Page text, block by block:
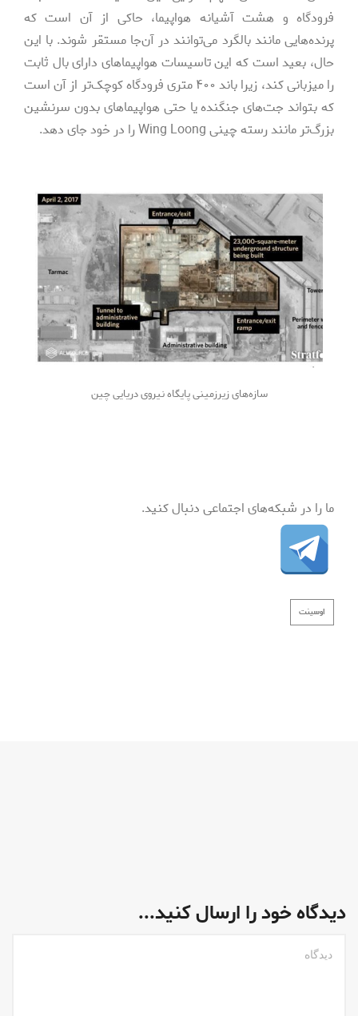
فرودگاه و هشت آشیانه هواپیما، حاکی از آن است که
پرنده‌هایی مانند بالگرد می‌توانند در آن‌جا مستقر شوند. با این
حال، بعید است که این تاسیسات هواپیماهای دارای بال ثابت
را میزبانی کند، زیرا باند ۴۰۰ متری فرودگاه کوچک‌تر از آن است
که بتواند جت‌های جنگنده یا حتی هواپیماهای بدون سرنشین
بزرگ‌تر مانند رسته چینی Wing Loong را در خود جای دهد.
سازه‌های زیرزمینی پایگاه نیروی دریایی چین
ما را در شبکه‌های اجتماعی دنبال کنید.
اوسینت
دیدگاه خود را ارسال کنید...